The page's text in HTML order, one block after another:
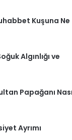
Kuşuna Ne
Algınlığı ve
Papağanı
Ayrımı